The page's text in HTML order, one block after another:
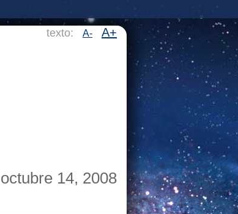
texto: A- A+
14, 2008